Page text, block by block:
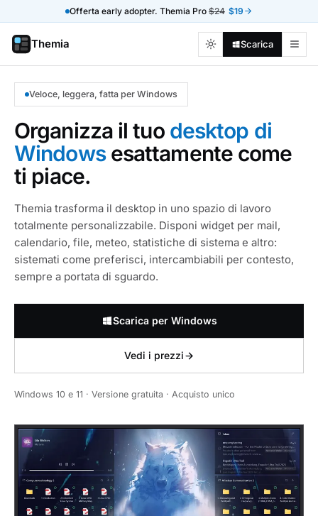
Offerta early adopter. Themia Pro $24 $19
Themia Scarica
Veloce, leggera, fatta per Windows
Organizza il tuo desktop di
Windowsesattamente come
ti piace.
Themia trasforma il desktop in uno spazio di lavoro
totalmente personalizzabile. Disponi widget per mail,
calendario, file, meteo, statistiche di sistema e altro:
sistemati come preferisci, intercambiabili per contesto,
sempre a portata di sguardo.
Scarica per Windows
Vedi i prezzi
Windows 10 e 11 · Versione gratuita · Acquisto unico